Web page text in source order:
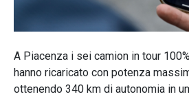
A Piacenza i sei camion in tour
hanno ricaricato con potenza
ottenendo 340 km di autonomia in